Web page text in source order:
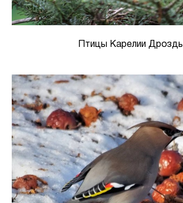
Птицы Карелии Дрозды